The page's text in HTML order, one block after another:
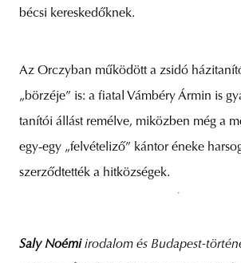
bécsi kereskedőknek.
Az Orczyban működött a zsidó
„börzéje” is: a fiatal Vámbéry Ármin is
tanítói állást remélve, miközben még a
egy-egy „felvételiző” kántor éneke
szerződtették a hitközségek.
Saly Noémiirodalom és Budapest-